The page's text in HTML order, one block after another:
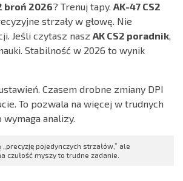
broń 2026? Trenuj tapy. AK-47 CS2
strzały w głowę. Nie
Jeśli czytasz nasz AK CS2 poradnik,
Stabilność w 2026 to wynik
Czasem drobne zmiany DPI
To pozwala na więcej w trudnych
wymaga analizy.
pojedynczych strzałów,” ale
czułość myszy to trudne zadanie.